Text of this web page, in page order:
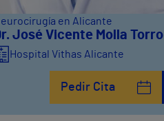
en Alicante
José Vicente Molla Torro
Hospital Vithas Alicante
Pedir Cita